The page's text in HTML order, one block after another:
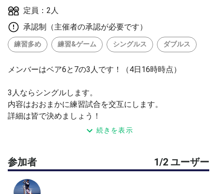
定員：2人
承認制（主催者の承認が必要です）
練習多め 練習&ゲーム シングルス ダブルス
メンバーはベア6と7の3人です！（4日16時時点）
3人ならシングルします。
内容はおおまかに練習試合を交互にします。
詳細は皆で決めましょう！
メンバー、他でも募集してありまして
早めに締め切る場合がございます。
続きを表示
参加者 1/2 ユーザー